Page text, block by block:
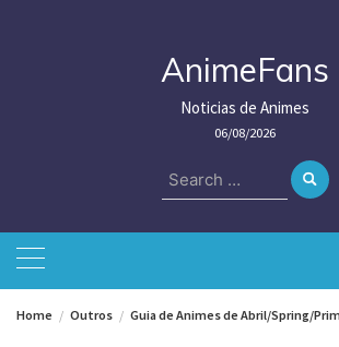
AnimeFans
Noticias de Animes
06/08/2026
Search
for:
Home Outros Guia de Animes de Abril/Spring/